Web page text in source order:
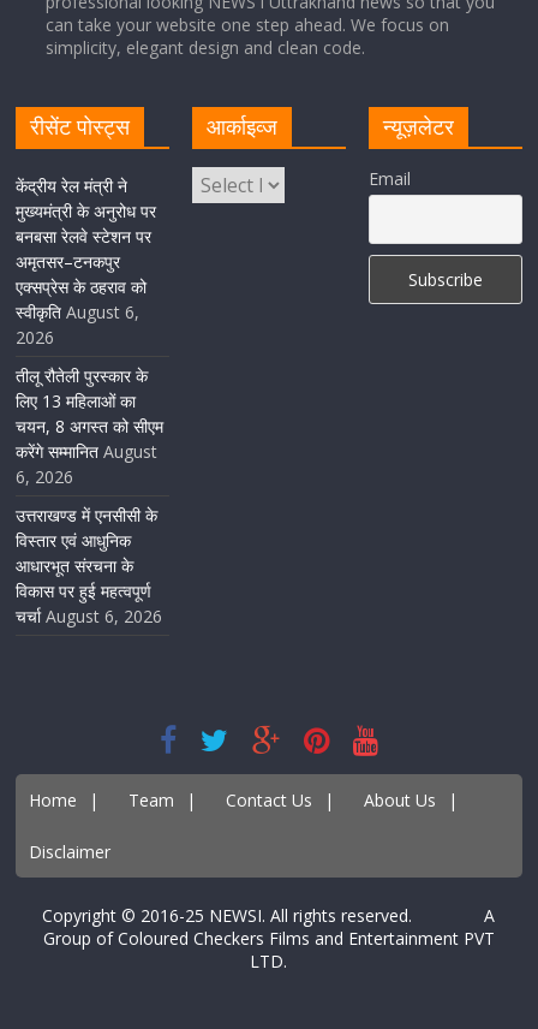
सीएम धामी ने हरिद्वार में शिवभक्तों का हेलिकॉप्टर से पुष्पवर्षा और पैर
धोकर किया स्वागत
विकास योजनाओं का लोकार्पण-शिलान्यास
can take your website one step ahead. We focus on
simplicity, elegant design and clean code.
रीसेंट पोस्ट्स
केंद्रीय रेल मंत्री ने
मुख्यमंत्री के अनुरोध पर
बनबसा रेलवे स्टेशन पर
अमृतसर–टनकपुर
एक्सप्रेस के ठहराव को
स्वीकृति August 6,
2026
तीलू रौतेली पुरस्कार के
लिए 13 महिलाओं का
चयन, 8 अगस्त को सीएम
करेंगे सम्मानित August
6, 2026
उत्तराखण्ड में एनसीसी के
विस्तार एवं आधुनिक
आधारभूत संरचना के
विकास पर हुई महत्वपूर्ण
चर्चा August 6, 2026
आर्काइव्ज न्यूज़लेटर
Email
Home | Team | Contact Us | About Us |
Disclaimer
Copyright © 2016-25 NEWSI. All rights reserved. A
Group of Coloured Checkers Films and Entertainment PVT
LTD.